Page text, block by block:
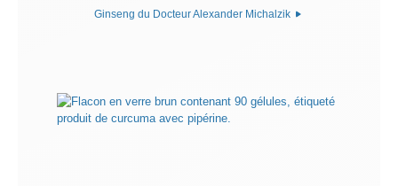
Ginseng du Docteur Alexander Michalzik